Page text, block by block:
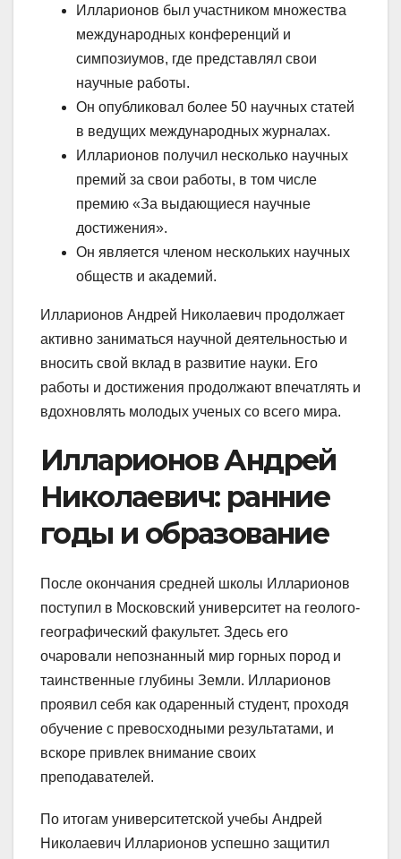
Илларионов был участником множества
международных конференций и
симпозиумов, где представлял свои
научные работы.
Он опубликовал более 50 научных статей
в ведущих международных журналах.
Илларионов получил несколько научных
премий за свои работы, в том числе
премию «За выдающиеся научные
достижения».
Он является членом нескольких научных
обществ и академий.
Илларионов Андрей Николаевич продолжает
активно заниматься научной деятельностью и
вносить свой вклад в развитие науки. Его
работы и достижения продолжают впечатлять и
вдохновлять молодых ученых со всего мира.
Илларионов Андрей
Николаевич: ранние
годы и образование
После окончания средней школы Илларионов
поступил в Московский университет на геолого-
географический факультет. Здесь его
очаровали непознанный мир горных пород и
таинственные глубины Земли. Илларионов
проявил себя как одаренный студент, проходя
обучение с превосходными результатами, и
вскоре привлек внимание своих
преподавателей.
По итогам университетской учебы Андрей
Николаевич Илларионов успешно защитил